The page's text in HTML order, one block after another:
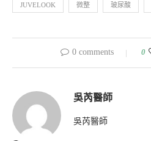
JUVELOOK 微整 玻尿酸
0 comments 0
吳芮醫師
吳芮醫師